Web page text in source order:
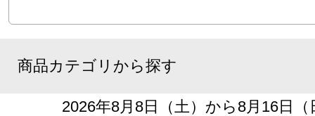
商品カテゴリから探す
2026年8月8日（土）から8月16日